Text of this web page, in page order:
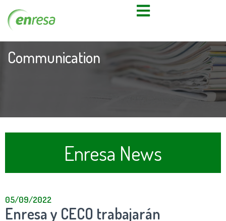
Communication
Enresa News
05/09/2022
Enresa y CECO trabajarán